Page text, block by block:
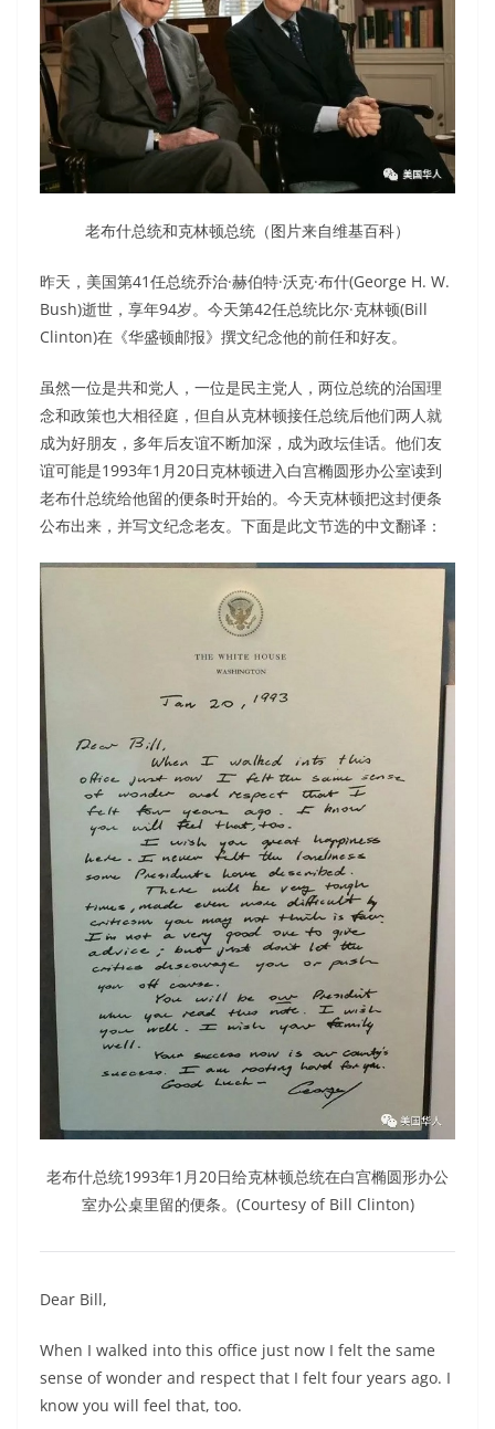
老布什总统和克林顿总统（图片来自维基百科）
昨天，美国第41任总统乔治·赫伯特·沃克·布什(George H. W.
Bush)逝世，享年94岁。今天第42任总统比尔·克林顿(Bill
Clinton)在《华盛顿邮报》撰文纪念他的前任和好友。
虽然一位是共和党人，一位是民主党人，两位总统的治国理
念和政策也大相径庭，但自从克林顿接任总统后他们两人就
成为好朋友，多年后友谊不断加深，成为政坛佳话。他们友
谊可能是1993年1月20日克林顿进入白宫椭圆形办公室读到
老布什总统给他留的便条时开始的。今天克林顿把这封便条
公布出来，并写文纪念老友。下面是此文节选的中文翻译：
老布什总统1993年1月20日给克林顿总统在白宫椭圆形办公
室办公桌里留的便条。(Courtesy of Bill Clinton)
Dear Bill,
When I walked into this office just now I felt the same
sense of wonder and respect that I felt four years ago. I
know you will feel that, too.